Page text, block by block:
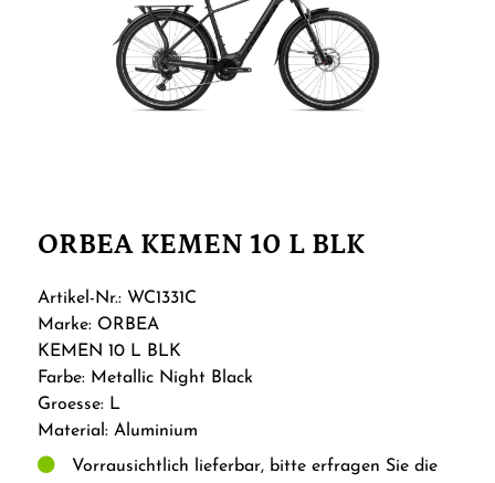
ORBEA KEMEN 10 L BLK
Artikel-Nr.: WC1331C
Marke: ORBEA
KEMEN 10 L BLK
Farbe: Metallic Night Black
Groesse: L
Material: Aluminium
Vorrausichtlich lieferbar, bitte erfragen Sie die